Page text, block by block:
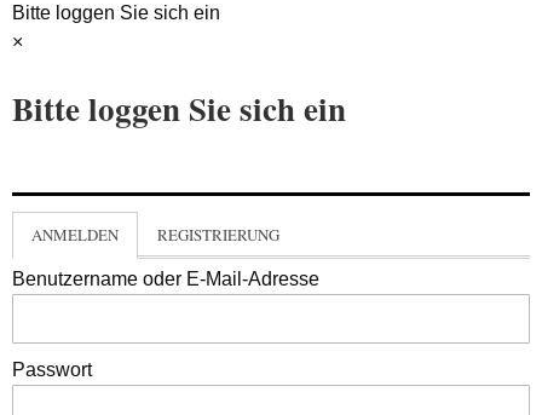
Bitte loggen Sie sich ein
×
Bitte loggen Sie sich ein
ANMELDEN REGISTRIERUNG
Benutzername oder E-Mail-Adresse
Passwort